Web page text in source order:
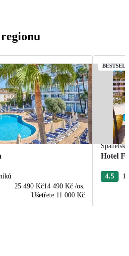
25 490 Kč14 490 Kč /os.
Ušetřete 11 000 Kč
Španělsko
Hotel
4.5